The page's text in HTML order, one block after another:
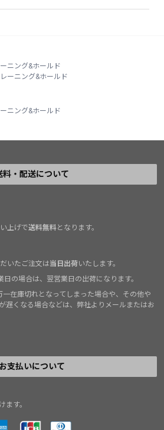
ニング&ホールド
レーニング&ホールド
ニング&ホールド
料・配送について
上げで送料無料となります。
いたご注文は当日出荷いたします。
の場合は、翌営業日の出荷になります。
在庫切れとなってしまった場合や、その他や
遅くなる場合などは、弊社よりメールまたはお
お支払いについて
ます。